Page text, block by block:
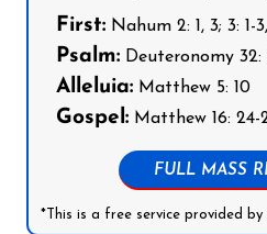
First: Nahum 2: 1, 3; 3: 1-
Psalm: Deuteronomy 32:
Alleluia: Matthew 5: 10
Gospel: Matthew 16: 24-
FULL MASS
*This is a free service provided by